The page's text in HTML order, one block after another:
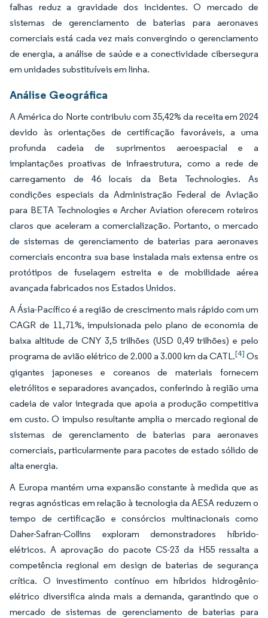
falhas reduz a gravidade dos incidentes. O mercado de
sistemas de gerenciamento de baterias para aeronaves
comerciais está cada vez mais convergindo o gerenciamento
de energia, a análise de saúde e a conectividade cibersegura
em unidades substituíveis em linha.
Análise Geográfica
A América do Norte contribuiu com 35,42% da receita em 2024
devido às orientações de certificação favoráveis, a uma
profunda cadeia de suprimentos aeroespacial e a
implantações proativas de infraestrutura, como a rede de
carregamento de 46 locais da Beta Technologies. As
condições especiais da Administração Federal de Aviação
para BETA Technologies e Archer Aviation oferecem roteiros
claros que aceleram a comercialização. Portanto, o mercado
de sistemas de gerenciamento de baterias para aeronaves
comerciais encontra sua base instalada mais extensa entre os
protótipos de fuselagem estreita e de mobilidade aérea
avançada fabricados nos Estados Unidos.
A Ásia-Pacífico é a região de crescimento mais rápido com um
CAGR de 11,71%, impulsionada pelo plano de economia de
baixa altitude de CNY 3,5 trilhões (USD 0,49 trilhões) e pelo
programa de avião elétrico de 2.000 a 3.000 km da CATL.[4] Os
gigantes japoneses e coreanos de materiais fornecem
eletrólitos e separadores avançados, conferindo à região uma
cadeia de valor integrada que apoia a produção competitiva
em custo. O impulso resultante amplia o mercado regional de
sistemas de gerenciamento de baterias para aeronaves
comerciais, particularmente para pacotes de estado sólido de
alta energia.
A Europa mantém uma expansão constante à medida que as
regras agnósticas em relação à tecnologia da AESA reduzem o
tempo de certificação e consórcios multinacionais como
Daher-Safran-Collins exploram demonstradores híbrido-
elétricos. A aprovação do pacote CS-23 da H55 ressalta a
competência regional em design de baterias de segurança
crítica. O investimento contínuo em híbridos hidrogênio-
elétrico diversifica ainda mais a demanda, garantindo que o
mercado de sistemas de gerenciamento de baterias para